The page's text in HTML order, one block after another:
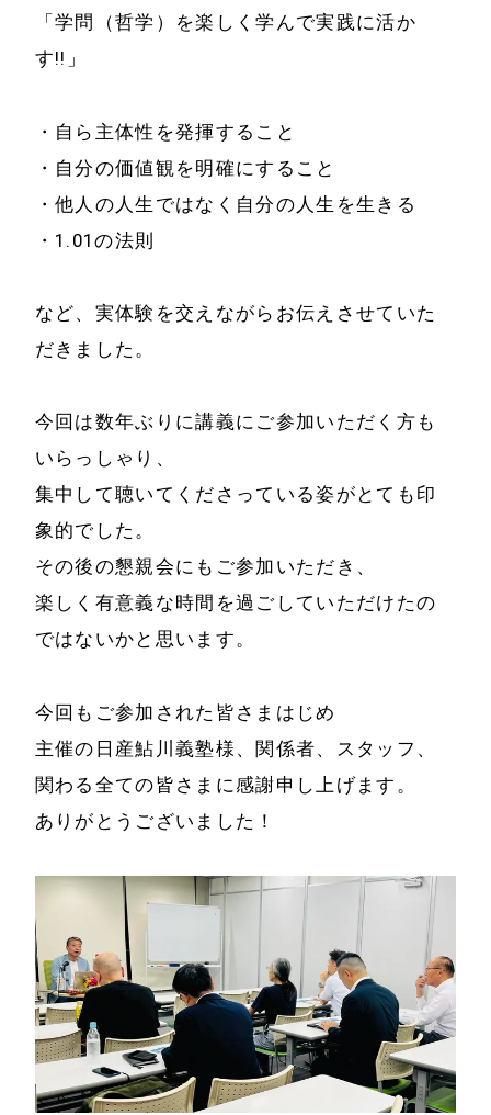
ホーム
サービス
事例と実績
事例と実績
書籍・DVD
会社概要
特定商取引法に基
メールマガジン
「学問（哲学）を楽しく学んで実践に活か
す!!」
・自ら主体性を発揮すること
・自分の価値観を明確にすること
・他人の人生ではなく自分の人生を生きる
・1.01の法則
など、実体験を交えながらお伝えさせていた
だきました。
今回は数年ぶりに講義にご参加いただく方も
いらっしゃり、
集中して聴いてくださっている姿がとても印
象的でした。
その後の懇親会にもご参加いただき、
楽しく有意義な時間を過ごしていただけたの
ではないかと思います。
今回もご参加された皆さまはじめ
主催の日産鮎川義塾様、関係者、スタッフ、
関わる全ての皆さまに感謝申し上げます。
ありがとうございました！